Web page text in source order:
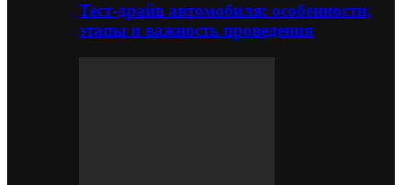
Тест-драйв автомобиля: особенности,
этапы и важность проведения